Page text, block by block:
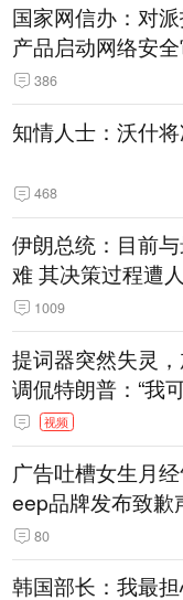
国家网信办：对
产品启动网络安
386
知情人士：沃什
468
伊朗总统：目前
难 其决策过程遭
1009
提词器突然失灵
调侃特朗普：“我
人，把这当成一场
视频
广告吐槽女生月
eep品牌发布致歉
80
韩国部长：我最